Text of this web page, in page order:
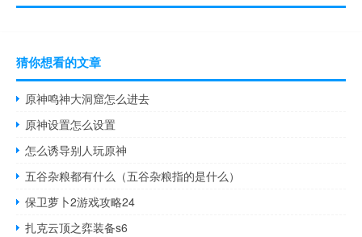
猜你想看的文章
原神鸣神大洞窟怎么进去
原神设置怎么设置
怎么诱导别人玩原神
五谷杂粮都有什么（五谷杂粮指的是什么）
保卫萝卜2游戏攻略24
扎克云顶之弈装备s6